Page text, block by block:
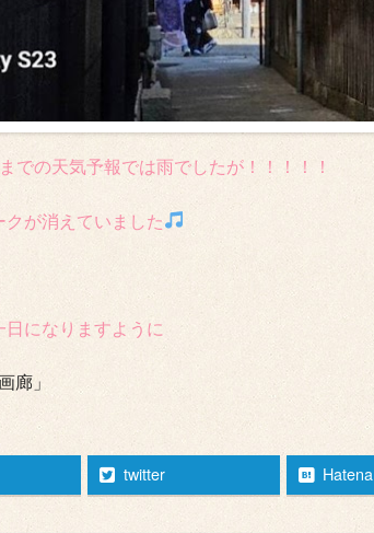
での天気予報では雨でしたが！！！！！
が消えていました
になりますように
廊」
twitter Hatena